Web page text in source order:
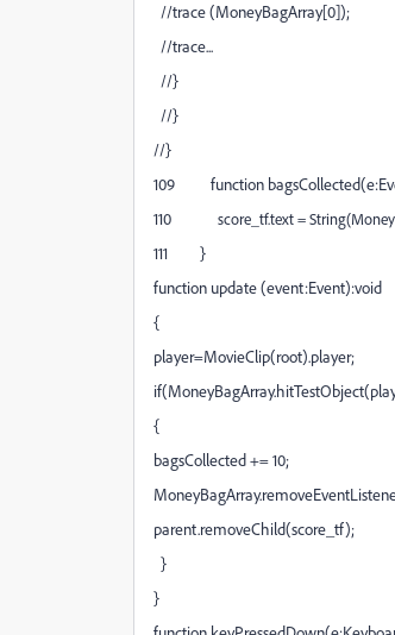
//trace (MoneyBagArray[0]);
//trace...
//}
//}
//}
109 function
110 score_tf.text =
111 }
function update (event:Event):void
{
player=MovieClip(root).player;
{
bagsCollected += 10;
parent.removeChild(score_tf);
}
}